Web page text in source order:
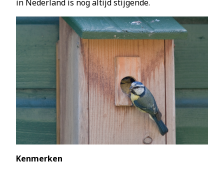
in Nederland is nog altijd stijgende.
Kenmerken